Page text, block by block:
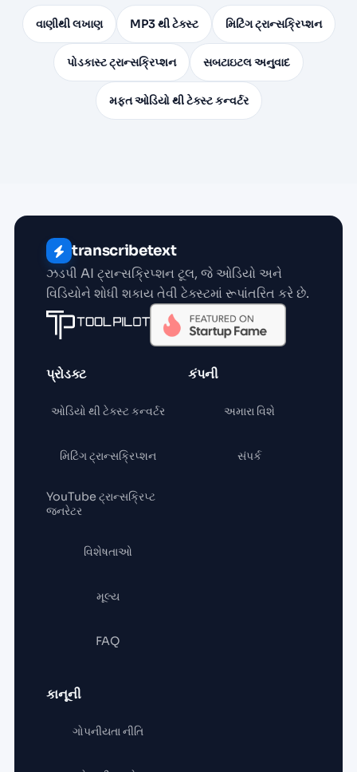
વાણીથી લખાણ MP3 થી ટેક્સ્ટ મિટિંગ ટ્રાન્સક્રિપ્શન
પોડકાસ્ટ ટ્રાન્સક્રિપ્શન સબટાઇટલ અનુવાદ
મફત ઓડિયો થી ટેક્સ્ટ કન્વર્ટર
transcribetext
ઝડપી AI ટ્રાન્સક્રિપ્શન ટૂલ, જે ઓડિયો અને
વિડિયોને શોધી શકાય તેવી ટેક્સ્ટમાં રૂપાંતરિત કરે છે.
પ્રોડક્ટ
ઓડિયો થી ટેક્સ્ટ કન્વર્ટર
મિટિંગ ટ્રાન્સક્રિપ્શન
YouTube ટ્રાન્સક્રિપ્ટ
જનરેટર
વિશેષતાઓ
મૂલ્ય
FAQ
કંપની
અમારા વિશે
સંપર્ક
કાનૂની
ગોપનીયતા નીતિ